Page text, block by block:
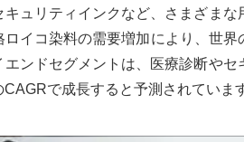
キュリティインクなど、さまざま
ロイコ染料の需要増加により、世
エンドセグメントは、医療診断や
CAGRで成長すると予測されていま